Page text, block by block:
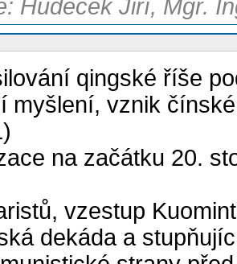
Hudeček Jiří, Mgr.
qingské říše
myšlení, vznik
na začátku 20.
vzestup
dekáda a